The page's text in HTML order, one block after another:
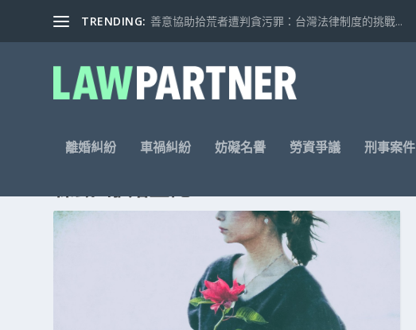
TRENDING: 善意協助拾荒者遭判貪污罪：台灣法律制度的挑戰...
離婚糾紛 車禍糾紛 妨礙名譽 勞資爭議 刑事案件